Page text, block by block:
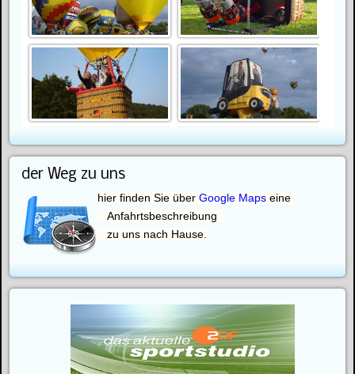
der Weg zu uns
hier finden Sie über Google Maps eine
Anfahrtsbeschreibung
zu uns nach Hause.